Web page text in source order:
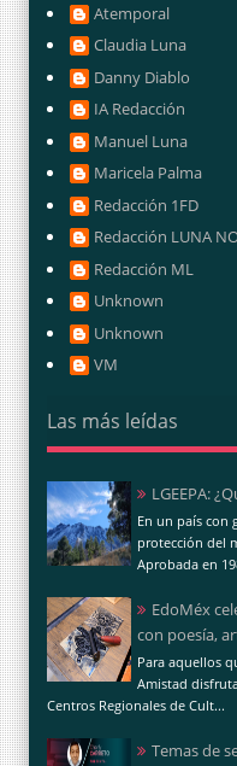
Atemporal
Claudia Luna
Danny Diablo
IA Redacción
Manuel Luna
Maricela Palma
Redacción 1FD
Redacción LUNA
Redacción ML
Unknown
Unknown
VM
Las más leídas
LGEEPA:
En un país con
protección del
Aprobada en
EdoMéx
con poesía,
Para aquellos
Amistad
Centros Regionales de Cult...
Temas de